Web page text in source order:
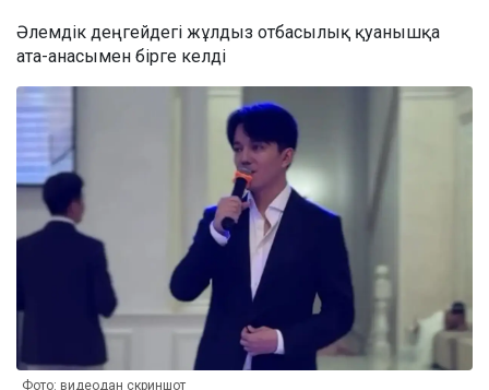
Әлемдік деңгейдегі жұлдыз отбасылық қуанышқа
ата-анасымен бірге келді
Фото: видеодан скриншот